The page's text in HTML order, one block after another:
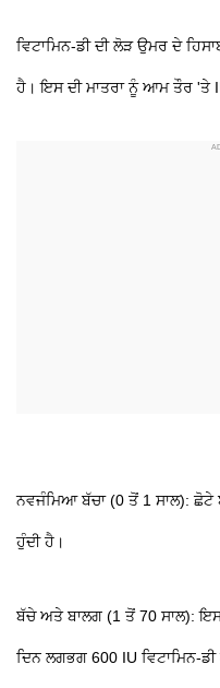
ਵਿਟਾਮਿਨ-ਡੀ ਦੀ ਲੋੜ ਉਮਰ ਦੇ
ਹੈ। ਇਸ ਦੀ ਮਾਤਰਾ ਨੂੰ ਆਮ ਤੌਰ 'ਤੇ
ਨਵਜੰਮਿਆ ਬੱਚਾ (0 ਤੋਂ 1 ਸਾਲ):
ਹੁੰਦੀ ਹੈ।
ਬੱਚੇ ਅਤੇ ਬਾਲਗ (1 ਤੋਂ 70 ਸਾਲ):
ਦਿਨ ਲਗਭਗ 600 IU ਵਿਟਾਮਿਨ-ਡੀ